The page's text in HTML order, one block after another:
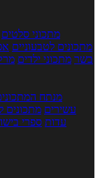
מתכוני סלטים
מתכונים לטבעוניים
בשר מתכוני ילדים
מנתח
עשירים מתכונים
עדות ספרי